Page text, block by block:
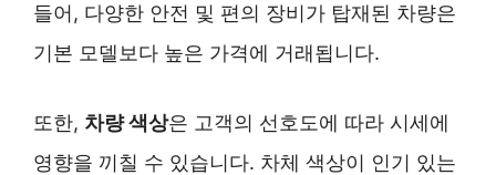
들어, 다양한 안전 및 편의 장비가 탑재된 차량은
기본 모델보다 높은 가격에 거래됩니다.
또한, 차량 색상은 고객의 선호도에 따라 시세에
영향을 끼칠 수 있습니다. 차체 색상이 인기 있는